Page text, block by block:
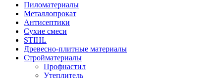
Пиломатериалы
Металлопрокат
Антисептики
Сухие смеси
STIHL
Древесно-плитные материалы
Стройматериалы
Профнастил
Утеплитель